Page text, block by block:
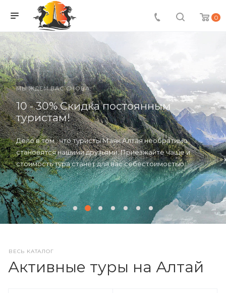
0
МЫ ЖДЕМ ВАС СНОВА,
10 - 30% Скидка постоянным
туристам!
Дело в том , что туристы Маяк Алтая необратимо
становятся нашими друзьями. Приезжайте чаще и
стоимость тура станет для вас себестоимостью.
ВЕСЬ КАТАЛОГ
Активные туры на Алтай